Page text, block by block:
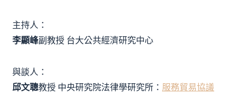
主持人：
李顯峰副教授 台大公共經濟研究中心
與談人：
邱文聰教授 中央研究院法律學研究所： 服務貿易協議